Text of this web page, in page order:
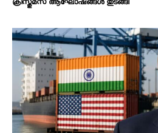
ക്രിസ്തുമസ് ആഘോഷങ്ങൾ തുടങ്ങി